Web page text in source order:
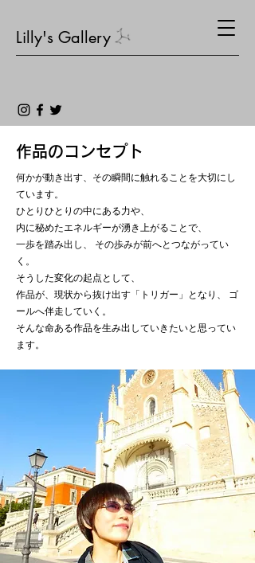
Lilly's Gallery
​作品のコンセプト
何かが動き出す、その瞬間に触れることを大切にし
ています。
ひとりひとりの中にある力や、
内に秘めたエネルギーが湧き上がることで、
一歩を踏み出し、 その歩みが前へとつながってい
く。
そうした変化の起点として、
作品が、現状から抜け出す「トリガー」となり、 ゴ
ールへ伴走していく。
そんな命ある作品を生み出していきたいと思ってい
ます。